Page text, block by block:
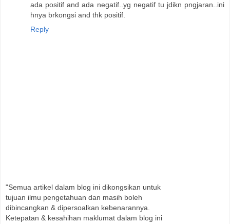
ada positif and ada negatif..yg negatif tu jdikn pngjaran..ini
hnya brkongsi and thk positif.
Reply
"Semua artikel dalam blog ini dikongsikan untuk
tujuan ilmu pengetahuan dan masih boleh
dibincangkan & dipersoalkan kebenarannya.
Ketepatan & kesahihan maklumat dalam blog ini